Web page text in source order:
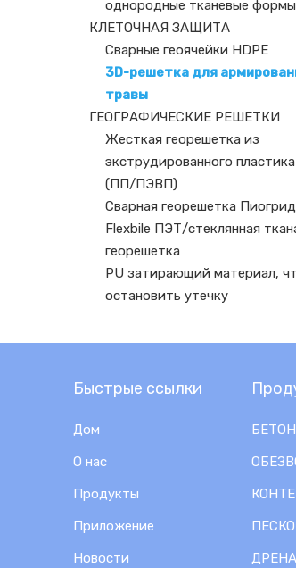
однородные тканевые формы
КЛЕТОЧНАЯ ЗАЩИТА
Сварные геоячейки HDPE
3D-решетка для
травы
ГЕОГРАФИЧЕСКИЕ РЕШЕТКИ
Жесткая георешетка из
экструдированного пластика
(ПП/ПЭВП)
Сварная георешетка Пиогрид
Flexbile ПЭТ/стеклянная
георешетка
PU затирающий материал,
остановить утечку
Быстрые ссылки
Дом
О нас
Продукты
Приложение
Новости